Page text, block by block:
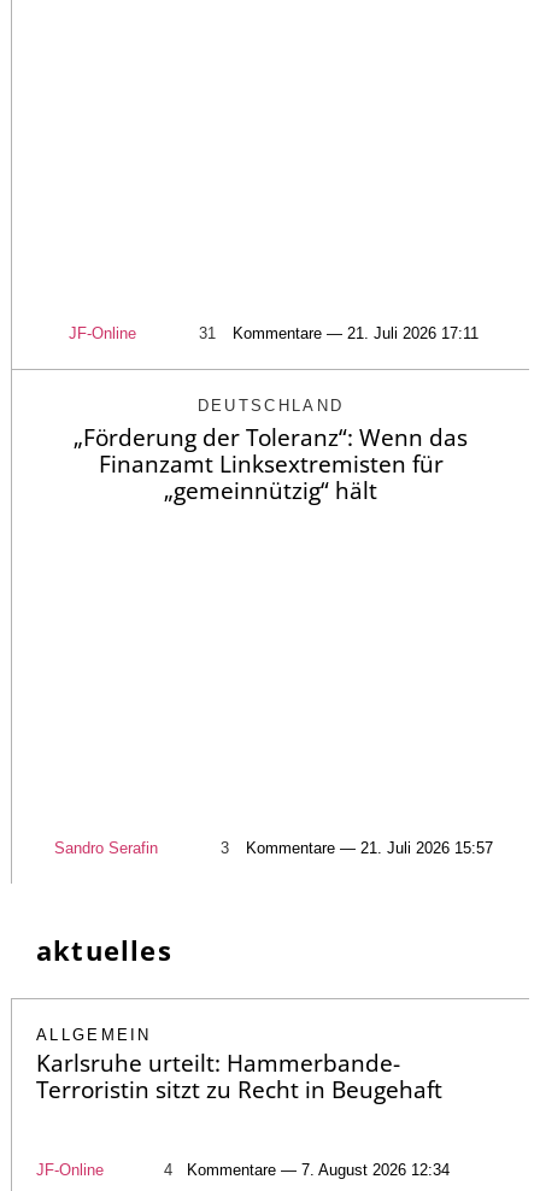
JF-Online 31 Kommentare — 21. Juli 2026 17:11
DEUTSCHLAND
„Förderung der Toleranz“: Wenn das
Finanzamt Linksextremisten für
„gemeinnützig“ hält
Sandro Serafin 3 Kommentare — 21. Juli 2026 15:57
aktuelles
ALLGEMEIN
Karlsruhe urteilt: Hammerbande-
Terroristin sitzt zu Recht in Beugehaft
JF-Online 4 Kommentare — 7. August 2026 12:34